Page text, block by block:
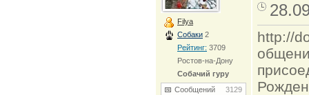
Filya
Собаки 2
Рейтинг: 3709
Ростов-на-Дону
Собачий гуру
Сообщений 3129
http://